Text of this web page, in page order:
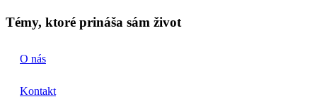
Témy, ktoré prináša sám život
O nás
Kontakt